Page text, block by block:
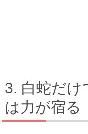
白蛇だけ
は力が宿る